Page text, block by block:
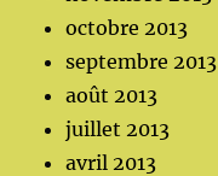
octobre 2013
septembre 2013
août 2013
juillet 2013
avril 2013